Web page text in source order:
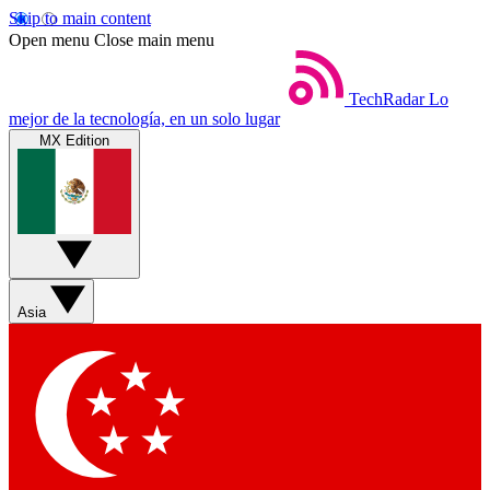
Skip to main content
Open menu Close main menu
TechRadar Lo
mejor de la tecnología, en un solo lugar
MX Edition
Asia